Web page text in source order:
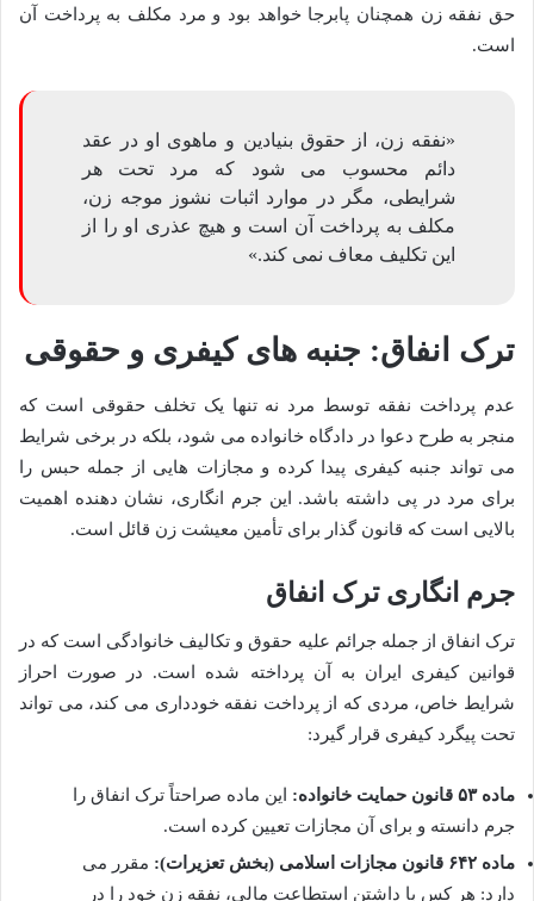
حق نفقه زن همچنان پابرجا خواهد بود و مرد مکلف به پرداخت آن
است.
«نفقه زن، از حقوق بنیادین و ماهوی او در عقد
دائم محسوب می شود که مرد تحت هر
شرایطی، مگر در موارد اثبات نشوز موجه زن،
مکلف به پرداخت آن است و هیچ عذری او را از
این تکلیف معاف نمی کند.»
ترک انفاق: جنبه های کیفری و حقوقی
عدم پرداخت نفقه توسط مرد نه تنها یک تخلف حقوقی است که
منجر به طرح دعوا در دادگاه خانواده می شود، بلکه در برخی شرایط
می تواند جنبه کیفری پیدا کرده و مجازات هایی از جمله حبس را
برای مرد در پی داشته باشد. این جرم انگاری، نشان دهنده اهمیت
بالایی است که قانون گذار برای تأمین معیشت زن قائل است.
جرم انگاری ترک انفاق
ترک انفاق از جمله جرائم علیه حقوق و تکالیف خانوادگی است که در
قوانین کیفری ایران به آن پرداخته شده است. در صورت احراز
شرایط خاص، مردی که از پرداخت نفقه خودداری می کند، می تواند
تحت پیگرد کیفری قرار گیرد:
ماده ۵۳ قانون حمایت خانواده:
این ماده صراحتاً ترک انفاق را
جرم دانسته و برای آن مجازات تعیین کرده است.
ماده ۶۴۲ قانون مجازات اسلامی (بخش تعزیرات):
مقرر می
دارد: هر کس با داشتن استطاعت مالی، نفقه زن خود را در